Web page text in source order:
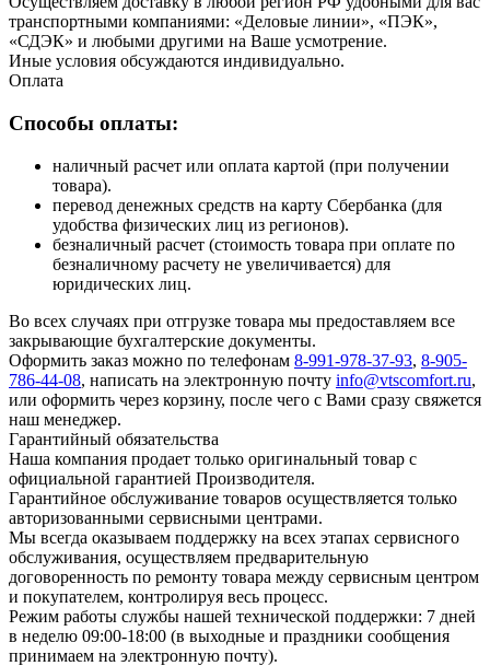
транспортными компаниями: «Деловые линии», «ПЭК»,
«СДЭК» и любыми другими на Ваше усмотрение.
Иные условия обсуждаются индивидуально.
Оплата
Способы оплаты:
наличный расчет или оплата картой (при получении
товара).
перевод денежных средств на карту Сбербанка (для
удобства физических лиц из регионов).
безналичный расчет (стоимость товара при оплате по
безналичному расчету не увеличивается) для
юридических лиц.
Во всех случаях при отгрузке товара мы предоставляем все
закрывающие бухгалтерские документы.
Оформить заказ можно по телефонам 8-991-978-37-93, 8-905-
786-44-08, написать на электронную почту info@vtscomfort.ru,
или оформить через корзину, после чего с Вами сразу свяжется
наш менеджер.
Гарантийный обязательства
Наша компания продает только оригинальный товар с
официальной гарантией Производителя.
Гарантийное обслуживание товаров осуществляется только
авторизованными сервисными центрами.
Мы всегда оказываем поддержку на всех этапах сервисного
обслуживания, осуществляем предварительную
договоренность по ремонту товара между сервисным центром
и покупателем, контролируя весь процесс.
Режим работы службы нашей технической поддержки: 7 дней
в неделю 09:00-18:00 (в выходные и праздники сообщения
принимаем на электронную почту).